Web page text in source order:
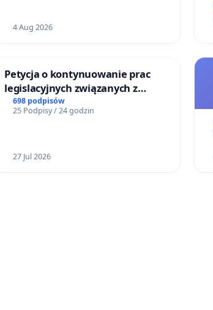
4 Aug 2026
Petycja o kontynuowanie prac
legislacyjnych związanych z
reformą prawa rodzinnego
698 podpisów
25 Podpisy / 24 godzin
27 Jul 2026